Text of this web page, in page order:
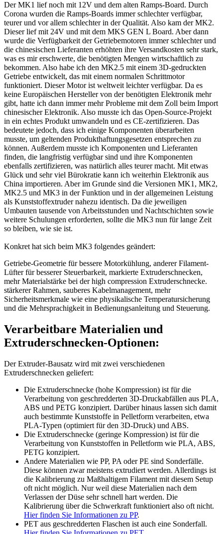
Der MK1 lief noch mit 12V und dem alten Ramps-Board. Durch
Corona wurden die Ramps-Boards immer schlechter verfügbar,
teurer und vor allem schlechter in der Qualität. Also kam der MK2.
Dieser lief mit 24V und mit dem MKS GEN L Board. Aber dann
wurde die Verfügbarkeit der Getriebemotoren immer schlechter und
die chinesischen Lieferanten erhöhten ihre Versandkosten sehr stark,
was es mir erschwerte, die benötigten Mengen wirtschaftlich zu
bekommen. Also habe ich den MK2.5 mit einem 3D-gedruckten
Getriebe entwickelt, das mit einem normalen Schrittmotor
funktioniert. Dieser Motor ist weltweit leichter verfügbar. Da es
keine Europäischen Hersteller von der benötigten Elektronik mehr
gibt, hatte ich dann immer mehr Probleme mit dem Zoll beim Import
chinesischer Elektronik. Also musste ich das Open-Source-Projekt
in ein echtes Produkt umwandeln und es CE-zertifizieren. Das
bedeutete jedoch, dass ich einige Komponenten überarbeiten
musste, um geltenden Produkthaftungsgesetzen entsprechen zu
können. Außerdem musste ich Komponenten und Lieferanten
finden, die langfristig verfügbar sind und ihre Komponenten
ebenfalls zertifizieren, was natürlich alles teurer macht. Mit etwas
Glück und sehr viel Bürokratie kann ich weiterhin Elektronik aus
China importieren. Aber im Grunde sind die Versionen MK1, MK2,
MK2.5 und MK3 in der Funktion und in der allgemeinen Leistung
als Kunststoffextruder nahezu identisch. Da die jeweiligen
Umbauten tausende von Arbeitsstunden und Nachtschichten sowie
weitere Schulungen erforderten, sollte die MK3 nun für lange Zeit
so bleiben, wie sie ist.
Konkret hat sich beim MK3 folgendes geändert:
Getriebe-Geometrie für bessere Motorkühlung, anderer Filament-
Lüfter für besserer Steuerbarkeit, markierte Extruderschnecken,
mehr Materialstärke bei der high compression Extruderschnecke.
stärkerer Rahmen, sauberes Kabelmanagement, mehr
Sicherheitsmerkmale wie eine physikalische Temperatursicherung
und die Mehrsprachigkeit in Bedienungsanleitung und Steuerung.
Verarbeitbare Materialien und
Extruderschnecken-Optionen:
Der Extruder-Bausatz wird mit zwei verschiedenen
Extruderschnecken geliefert:
Die Extruderschnecke (hohe Kompression) ist für die
Verarbeitung von geschredderten 3D-Druckabfällen aus PLA,
ABS und PETG konzipiert. Darüber hinaus lassen sich damit
auch bestimmte Kunststoffe in Pelletform verarbeiten, etwa
PLA-Typen (optimiert für den 3D-Druck) und ABS.
Die Extruderschnecke (geringe Kompression) ist für die
Verarbeitung von Kunststoffen in Pelletform wie PLA, ABS,
PETG konzipiert.
Andere Materialien wie PP, PA oder PE sind Sonderfälle.
Diese können zwar meistens extrudiert werden. Allerdings ist
die Kalibrierung zu Maßhaltigem Filament mit diesem Setup
oft nicht möglich. Nur weil diese Materialien nach dem
Verlassen der Düse sehr schnell hart werden. Die
Kalibrierung über die Schwerkraft funktioniert also oft nicht.
Hier finden Sie Informationen zu PP.
PET aus geschredderten Flaschen ist auch eine Sonderfall.